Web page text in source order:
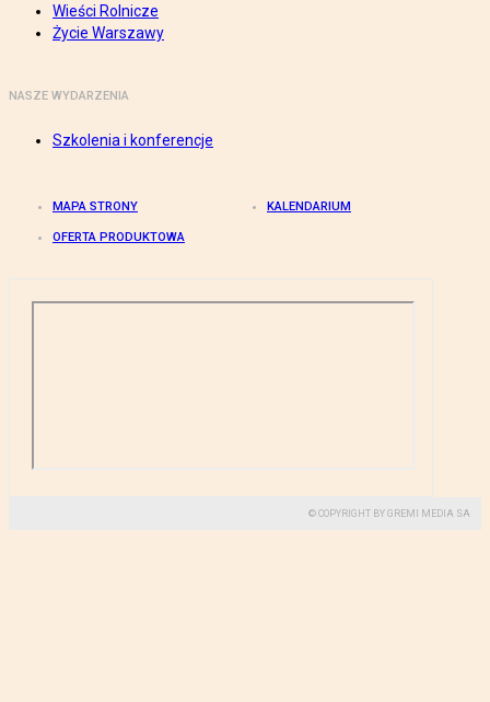
Wieści Rolnicze
Życie Warszawy
NASZE WYDARZENIA
Szkolenia i konferencje
MAPA STRONY KALENDARIUM
OFERTA PRODUKTOWA
© COPYRIGHT BY GREMI MEDIA SA